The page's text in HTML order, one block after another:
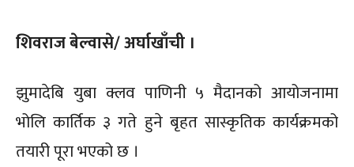
शिवराज बेल्वासे/ अर्घाखाँची ।
झुमादेबि युबा क्लव पाणिनी ५ मैदानको आयोजनामा
भोलि कार्तिक ३ गते हुने बृहत सास्कृतिक कार्यक्रमको
तयारी पूरा भएको छ ।